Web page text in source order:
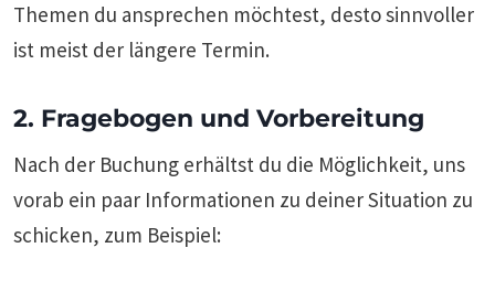
Themen du ansprechen möchtest, desto sinnvoller
ist meist der längere Termin.
2. Fragebogen und Vorbereitung
Nach der Buchung erhältst du die Möglichkeit, uns
vorab ein paar Informationen zu deiner Situation zu
schicken, zum Beispiel: